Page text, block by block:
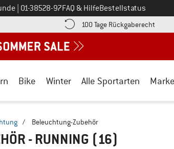
Ruf uns an unter
01-38528-97FAQ & HilfeBestellstatus
Infos hier! Öffnet sich in einer Infobox
100 Tage Rückgaberecht
Bike Winter Alle Sportarten
/ Beleuchtung-Zubehör
- RUNNING (16)